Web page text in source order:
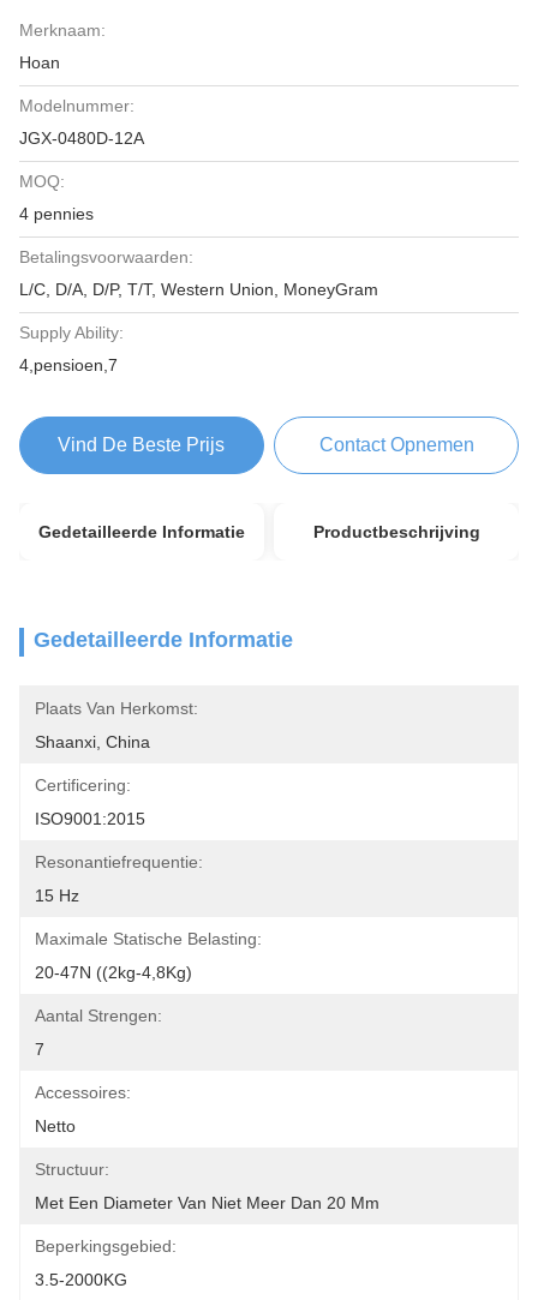
Merknaam:
Hoan
Modelnummer:
JGX-0480D-12A
MOQ:
4 pennies
Betalingsvoorwaarden:
L/C, D/A, D/P, T/T, Western Union, MoneyGram
Supply Ability:
4,pensioen,7
Vind De Beste Prijs Contact Opnemen
Gedetailleerde Informatie Productbeschrijving
Gedetailleerde Informatie
Plaats Van Herkomst:
Shaanxi, China
Certificering:
ISO9001:2015
Resonantiefrequentie:
15 Hz
Maximale Statische Belasting:
20-47N ((2kg-4,8Kg)
Aantal Strengen:
7
Accessoires:
Netto
Structuur:
Met Een Diameter Van Niet Meer Dan 20 Mm
Beperkingsgebied:
3.5-2000KG